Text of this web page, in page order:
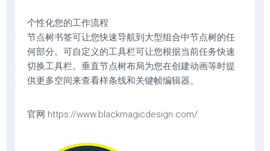
个性化您的工作流程
节点树书签可让您快速导航到大型组合中节点树的任
何部分。可自定义的工具栏可让您根据当前任务快速
切换工具栏。垂直节点树布局为您在创建动画等时提
供更多空间来查看样条线和关键帧编辑器。
官网 https://www.blackmagicdesign.com/